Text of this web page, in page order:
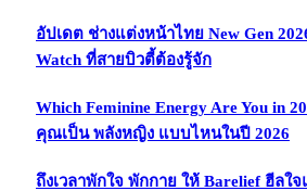
อัปเดต ช่างแต่งหน้าไทย New Gen
Watch ที่สายบิวตี้ต้องรู้จัก
Which Feminine Energy Are You in
คุณเป็น พลังหญิง แบบไหนในปี 2026
ถึงเวลาพักใจ พักกาย ให้ Barelief ฮีลใ